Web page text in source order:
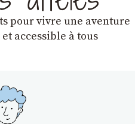
pour vivre une aventure
accessible à tous